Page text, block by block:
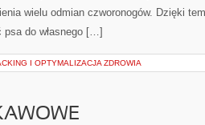
wielu odmian czworonogów. Dzięki
psa do własnego […]
I OPTYMALIZACJA ZDROWIA